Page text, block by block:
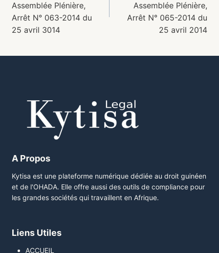
Assemblée Plénière,
Arrêt N° 063-2014 du
25 avril 3014
Assemblée Plénière,
Arrêt N° 065-2014 du
25 avril 2014
A Propos
Kytisa est une plateforme numérique dédiée au droit guinéen
et de l'OHADA. Elle offre aussi des outils de compliance pour
les grandes sociétés qui travaillent en Afrique.
Liens Utiles
ACCUEIL